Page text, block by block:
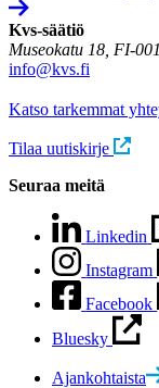
Kvs-säätiö
Museokatu 18, FI-
info@kvs.fi
Katso tarkemmat
Tilaa uutiskirje
Seuraa meitä
Linkedin
Instagram
Facebook
Bluesky
Ajankohtaista